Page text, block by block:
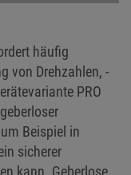
häufig
von Drehzahlen, -
PRO
Beispiel in
sicherer
kann. Geberlose